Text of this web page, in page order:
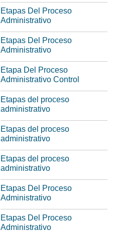
Etapas Del Proceso
Administrativo
Etapas Del Proceso
Administrativo
Etapa Del Proceso
Administrativo Control
Etapas del proceso
administrativo
Etapas del proceso
administrativo
Etapas del proceso
administrativo
Etapas Del Proceso
Administrativo
Etapas Del Proceso
Administrativo